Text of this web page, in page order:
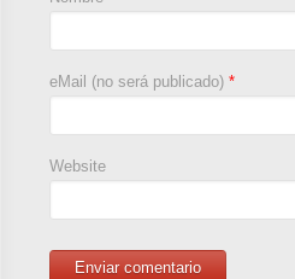
eMail (no será publicado) *
Website